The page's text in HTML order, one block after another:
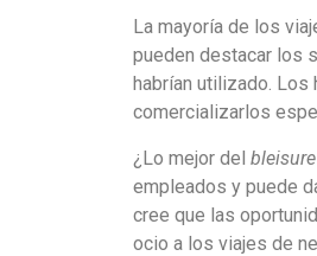
La mayoría de los
pueden destacar los
habrían utilizado.
comercializarlos
¿Lo mejor del bleisure
empleados y puede
cree que las
ocio a los viajes de